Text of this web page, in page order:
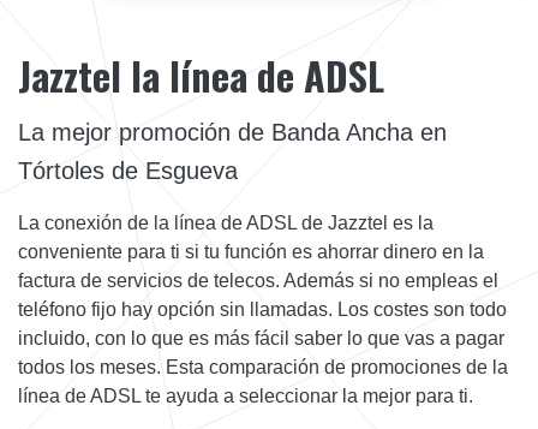
Jazztel la línea de ADSL
La mejor promoción de Banda Ancha en
Tórtoles de Esgueva
La conexión de la línea de ADSL de Jazztel es la
conveniente para ti si tu función es ahorrar dinero en la
factura de servicios de telecos. Además si no empleas el
teléfono fijo hay opción sin llamadas. Los costes son todo
incluido, con lo que es más fácil saber lo que vas a pagar
todos los meses. Esta comparación de promociones de la
línea de ADSL te ayuda a seleccionar la mejor para ti.